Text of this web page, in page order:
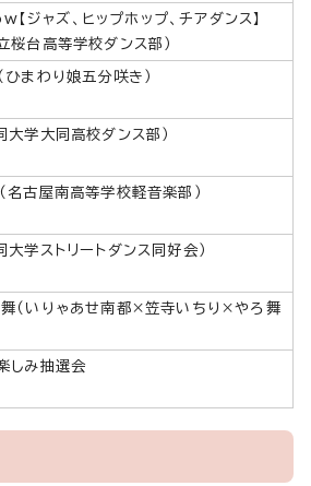
ジャズ、ヒップホップ、チアダンス】
桜台高等学校ダンス部）
ひまわり娘五分咲き）
大学大同高校ダンス部）
名古屋南高等学校軽音楽部）
大学ストリートダンス同好会）
（いりゃあせ南都×笠寺いちり×やろ舞
しみ抽選会